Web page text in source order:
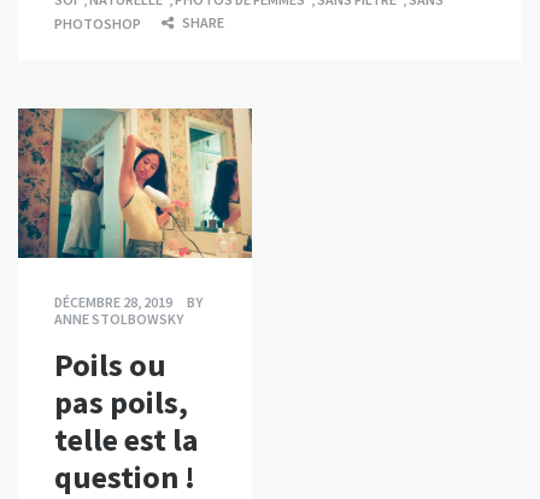
PHOTOSHOP
SHARE
DÉCEMBRE 28, 2019
BY
ANNE STOLBOWSKY
Poils ou
pas poils,
telle est la
question !